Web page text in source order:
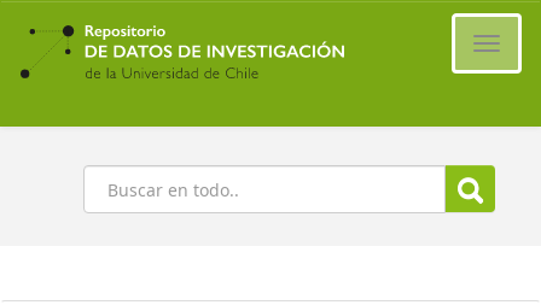
Ir
contenido
principal
Buscar